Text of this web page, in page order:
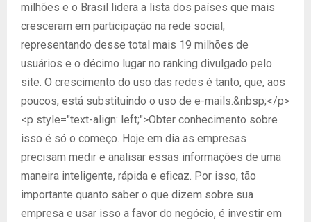
milhões e o Brasil lidera a lista dos países que mais
cresceram em participação na rede social,
representando desse total mais 19 milhões de
usuários e o décimo lugar no ranking divulgado pelo
site. O crescimento do uso das redes é tanto, que, aos
poucos, está substituindo o uso de e-mails.&nbsp;</p>
<p style="text-align: left;">Obter conhecimento sobre
isso é só o começo. Hoje em dia as empresas
precisam medir e analisar essas informações de uma
maneira inteligente, rápida e eficaz. Por isso, tão
importante quanto saber o que dizem sobre sua
empresa e usar isso a favor do negócio, é investir em